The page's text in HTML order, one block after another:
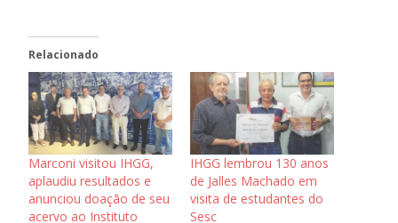
Relacionado
Marconi visitou IHGG,
aplaudiu resultados e
anunciou doação de seu
acervo ao Instituto
IHGG lembrou 130 anos
de Jalles Machado em
visita de estudantes do
Sesc